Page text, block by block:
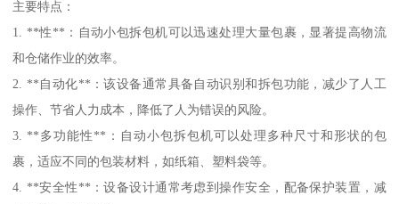
主要特点：
1. **性**：自动小包拆包机可以迅速处理大量包裹，显著提高物流
和仓储作业的效率。
2. **自动化**：该设备通常具备自动识别和拆包功能，减少了人工
操作、节省人力成本，降低了人为错误的风险。
3. **多功能性**：自动小包拆包机可以处理多种尺寸和形状的包
裹，适应不同的包装材料，如纸箱、塑料袋等。
4. **安全性**：设备设计通常考虑到操作安全，配备保护装置，减